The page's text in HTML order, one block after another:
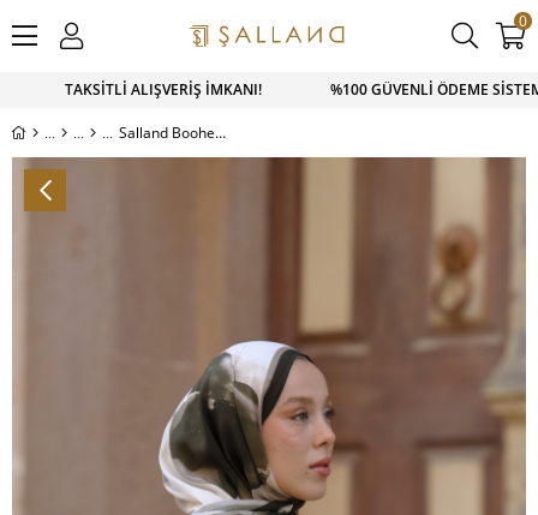
SİPARİŞ 0543 900 41 41 1500 TL ÜZERİ KARGO
0
Salland Boohem Serisi Şal